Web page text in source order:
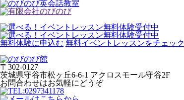
無料体験に申込む 無料イベントレッスンをチェック
〒302-0127
茨城県守谷市松ヶ丘6-6-1 アクロスモール守谷2F
お問合わせはお気軽にどうぞ